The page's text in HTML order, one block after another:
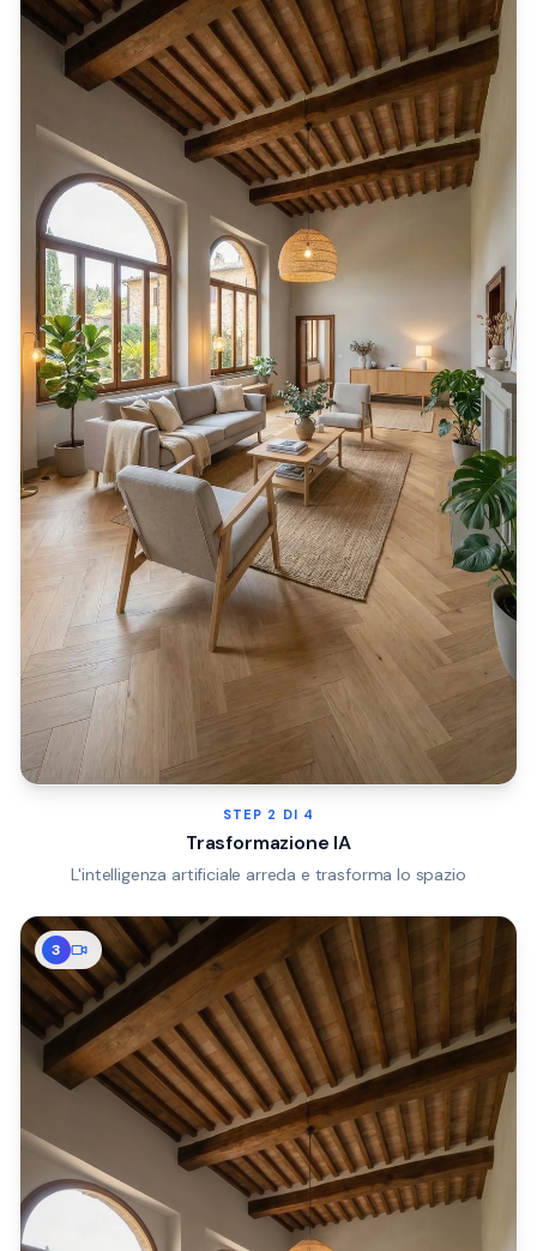
STEP 2 DI 4
Trasformazione IA
L'intelligenza artificiale arreda e trasforma lo spazio
3